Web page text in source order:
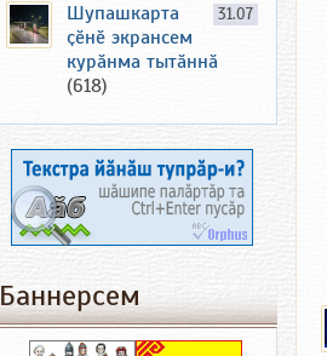
31.07
Шупашкарта
ҫӗнӗ экрансем
курӑнма тытӑннӑ
(618)
Баннерсем